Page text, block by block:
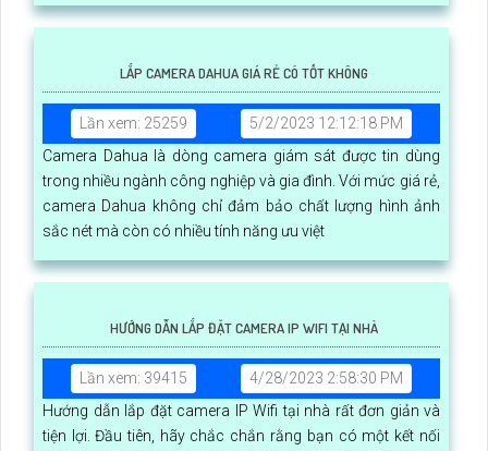
LẮP CAMERA DAHUA GIÁ RẺ CÓ TỐT KHÔNG
Lần xem: 25259
5/2/2023 12:12:18 PM
Camera Dahua là dòng camera giám sát được tin dùng
trong nhiều ngành công nghiệp và gia đình. Với mức giá rẻ,
camera Dahua không chỉ đảm bảo chất lượng hình ảnh
sắc nét mà còn có nhiều tính năng ưu việt
HƯỚNG DẪN LẮP ĐẶT CAMERA IP WIFI TẠI NHÀ
Lần xem: 39415
4/28/2023 2:58:30 PM
Hướng dẫn lắp đặt camera IP Wifi tại nhà rất đơn giản và
tiện lợi. Đầu tiên, hãy chắc chắn rằng bạn có một kết nối